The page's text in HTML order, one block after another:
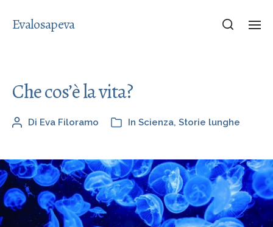
Evalosapeva
Che cos’è la vita?
Di Eva Filoramo In Scienza, Storie lunghe